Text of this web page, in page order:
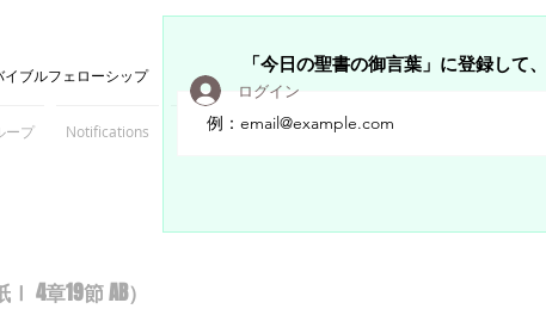
ブルフェローシップ
ープ Notifications Members
「今日の聖書の御言葉」に登録して
ログイン
4章19節 AB）